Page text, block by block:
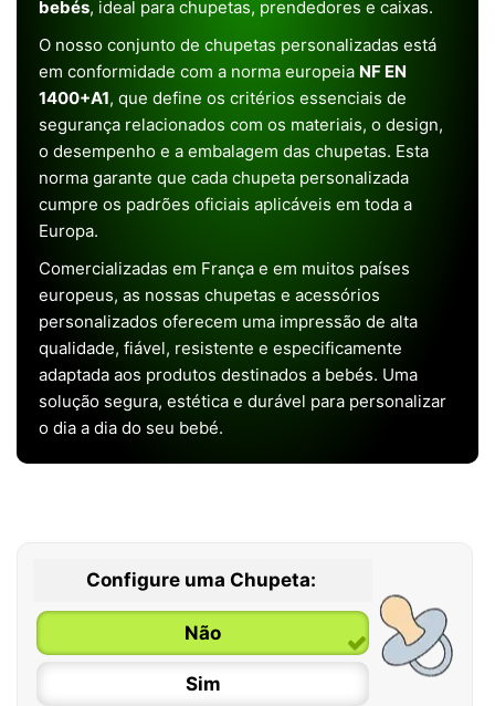
bebés, ideal para chupetas, prendedores e caixas.
O nosso conjunto de chupetas personalizadas está
em conformidade com a norma europeia NF EN
1400+A1, que define os critérios essenciais de
segurança relacionados com os materiais, o design,
o desempenho e a embalagem das chupetas. Esta
norma garante que cada chupeta personalizada
cumpre os padrões oficiais aplicáveis em toda a
Europa.
Comercializadas em França e em muitos países
europeus, as nossas chupetas e acessórios
personalizados oferecem uma impressão de alta
qualidade, fiável, resistente e especificamente
adaptada aos produtos destinados a bebés. Uma
solução segura, estética e durável para personalizar
o dia a dia do seu bebé.
Configure uma Chupeta:
Não
Sim